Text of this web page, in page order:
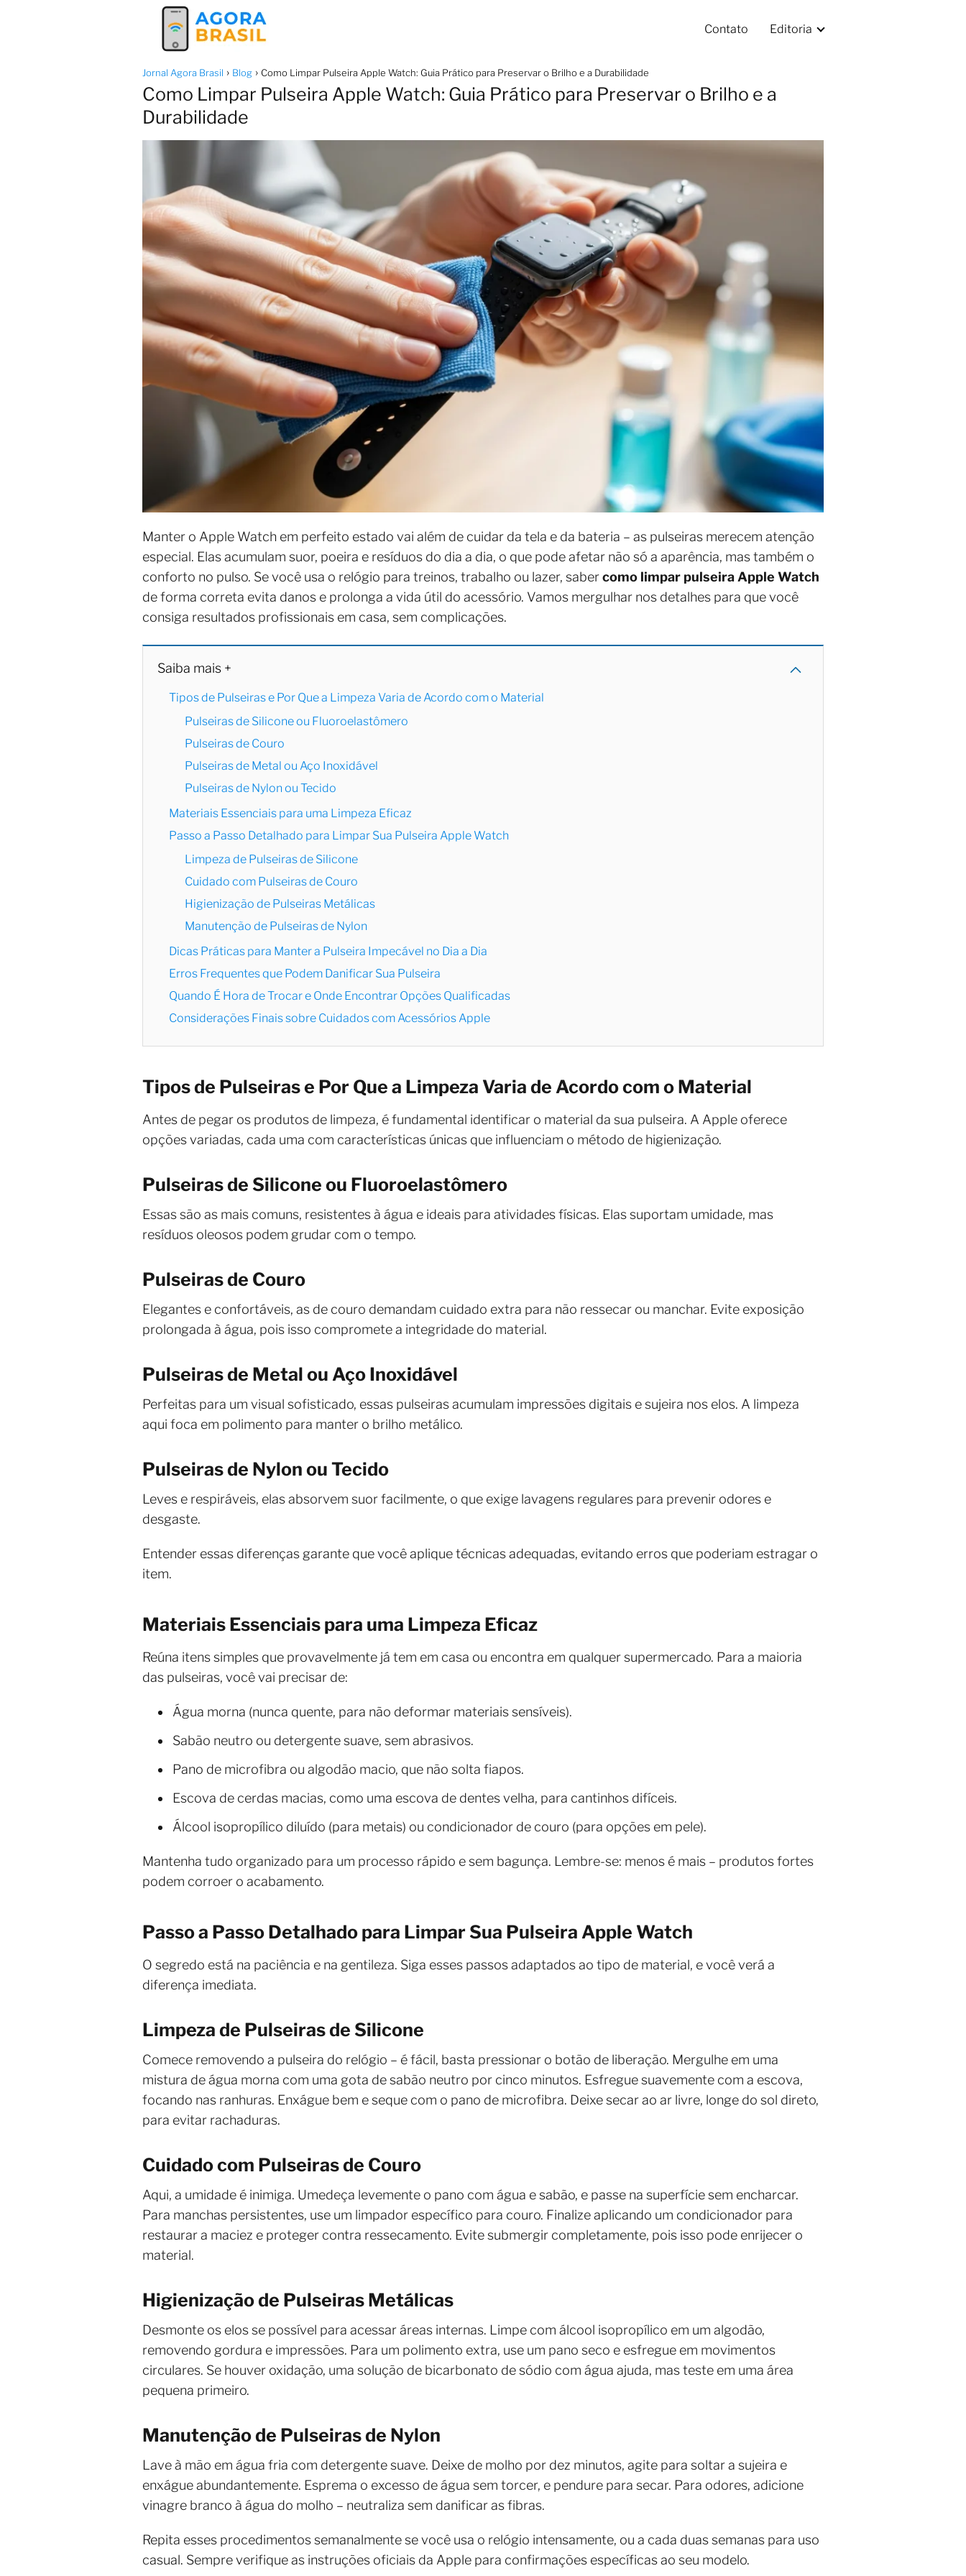
Contato Editoria
Jornal Agora Brasil Blog Como Limpar Pulseira Apple Watch: Guia Prático para Preservar o Brilho e a Durabilidade
Como Limpar Pulseira Apple Watch: Guia Prático para Preservar o Brilho e a
Durabilidade
Manter o Apple Watch em perfeito estado vai além de cuidar da tela e da bateria – as pulseiras merecem atenção
especial. Elas acumulam suor, poeira e resíduos do dia a dia, o que pode afetar não só a aparência, mas também o
conforto no pulso. Se você usa o relógio para treinos, trabalho ou lazer, sabercomo limpar pulseira Apple Watch
de forma correta evita danos e prolonga a vida útil do acessório. Vamos mergulhar nos detalhes para que você
consiga resultados profissionais em casa, sem complicações.
Saiba mais +
Tipos de Pulseiras e Por Que a Limpeza Varia de Acordo com o Material
Pulseiras de Silicone ou Fluoroelastômero
Pulseiras de Couro
Pulseiras de Metal ou Aço Inoxidável
Pulseiras de Nylon ou Tecido
Materiais Essenciais para uma Limpeza Eficaz
Passo a Passo Detalhado para Limpar Sua Pulseira Apple Watch
Limpeza de Pulseiras de Silicone
Cuidado com Pulseiras de Couro
Higienização de Pulseiras Metálicas
Manutenção de Pulseiras de Nylon
Dicas Práticas para Manter a Pulseira Impecável no Dia a Dia
Erros Frequentes que Podem Danificar Sua Pulseira
Quando É Hora de Trocar e Onde Encontrar Opções Qualificadas
Considerações Finais sobre Cuidados com Acessórios Apple
Tipos de Pulseiras e Por Que a Limpeza Varia de Acordo com o Material
Antes de pegar os produtos de limpeza, é fundamental identificar o material da sua pulseira. A Apple oferece
opções variadas, cada uma com características únicas que influenciam o método de higienização.
Pulseiras de Silicone ou Fluoroelastômero
Essas são as mais comuns, resistentes à água e ideais para atividades físicas. Elas suportam umidade, mas
resíduos oleosos podem grudar com o tempo.
Pulseiras de Couro
Elegantes e confortáveis, as de couro demandam cuidado extra para não ressecar ou manchar. Evite exposição
prolongada à água, pois isso compromete a integridade do material.
Pulseiras de Metal ou Aço Inoxidável
Perfeitas para um visual sofisticado, essas pulseiras acumulam impressões digitais e sujeira nos elos. A limpeza
aqui foca em polimento para manter o brilho metálico.
Pulseiras de Nylon ou Tecido
Leves e respiráveis, elas absorvem suor facilmente, o que exige lavagens regulares para prevenir odores e
desgaste.
Entender essas diferenças garante que você aplique técnicas adequadas, evitando erros que poderiam estragar o
item.
Materiais Essenciais para uma Limpeza Eficaz
Reúna itens simples que provavelmente já tem em casa ou encontra em qualquer supermercado. Para a maioria
das pulseiras, você vai precisar de:
Água morna (nunca quente, para não deformar materiais sensíveis).
Sabão neutro ou detergente suave, sem abrasivos.
Pano de microfibra ou algodão macio, que não solta fiapos.
Escova de cerdas macias, como uma escova de dentes velha, para cantinhos difíceis.
Álcool isopropílico diluído (para metais) ou condicionador de couro (para opções em pele).
Mantenha tudo organizado para um processo rápido e sem bagunça. Lembre-se: menos é mais – produtos fortes
podem corroer o acabamento.
Passo a Passo Detalhado para Limpar Sua Pulseira Apple Watch
O segredo está na paciência e na gentileza. Siga esses passos adaptados ao tipo de material, e você verá a
diferença imediata.
Limpeza de Pulseiras de Silicone
Comece removendo a pulseira do relógio – é fácil, basta pressionar o botão de liberação. Mergulhe em uma
mistura de água morna com uma gota de sabão neutro por cinco minutos. Esfregue suavemente com a escova,
focando nas ranhuras. Enxágue bem e seque com o pano de microfibra. Deixe secar ao ar livre, longe do sol direto,
para evitar rachaduras.
Cuidado com Pulseiras de Couro
Aqui, a umidade é inimiga. Umedeça levemente o pano com água e sabão, e passe na superfície sem encharcar.
Para manchas persistentes, use um limpador específico para couro. Finalize aplicando um condicionador para
restaurar a maciez e proteger contra ressecamento. Evite submergir completamente, pois isso pode enrijecer o
material.
Higienização de Pulseiras Metálicas
Desmonte os elos se possível para acessar áreas internas. Limpe com álcool isopropílico em um algodão,
removendo gordura e impressões. Para um polimento extra, use um pano seco e esfregue em movimentos
circulares. Se houver oxidação, uma solução de bicarbonato de sódio com água ajuda, mas teste em uma área
pequena primeiro.
Manutenção de Pulseiras de Nylon
Lave à mão em água fria com detergente suave. Deixe de molho por dez minutos, agite para soltar a sujeira e
enxágue abundantemente. Esprema o excesso de água sem torcer, e pendure para secar. Para odores, adicione
vinagre branco à água do molho – neutraliza sem danificar as fibras.
Repita esses procedimentos semanalmente se você usa o relógio intensamente, ou a cada duas semanas para uso
casual. Sempre verifique as instruções oficiais da Apple para confirmações específicas ao seu modelo.